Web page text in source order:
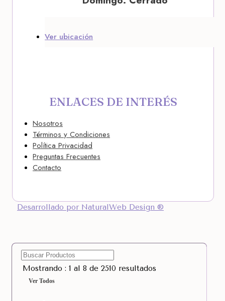
Ver ubicación
ENLACES DE INTERÉS
Nosotros
Términos y Condiciones
Política Privacidad
Preguntas Frecuentes
Contacto
Desarrollado por NaturalWeb Design ®
Mostrando : 1 al 8 de 2510 resultados
Ver Todos